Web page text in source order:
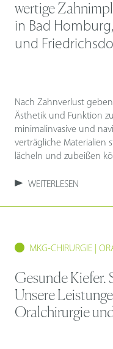
wertige
in Bad
und
Nach Zahnverlust
Ästhetik und Funktion
minimalinvasive und
verträgliche Materialien
lächeln und zubeißen
WEITERLESEN
MKG-CHIRURGIE |
Gesunde Kiefer.
Unsere
Oralchirurgie